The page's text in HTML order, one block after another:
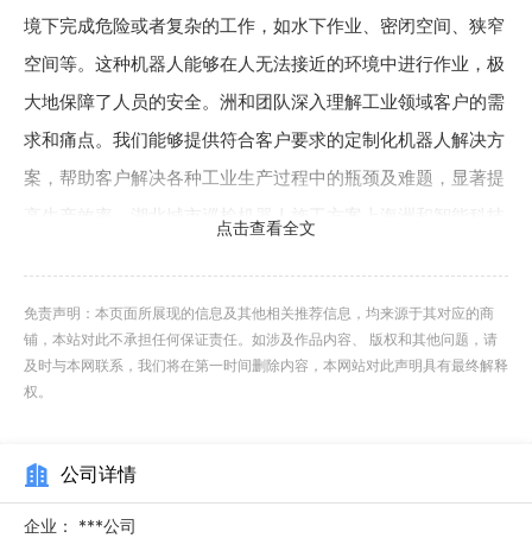
境下完成危险或者复杂的工作，如水下作业、密闭空间、狭窄
空间等。这种机器人能够在人无法接近的环境中进行作业，极
大地保障了人员的安全。洲和团队深入理解工业领域客户的需
求和痛点。我们能够提供符合客户要求的定制化机器人解决方
案，帮助客户解决各种工业生产过程中的瓶颈及难题，显著提
高生产效率。湖北城市巡检机器人施工方案上海洲和智能科技
2、硬件架构机器人的硬件将主要由中枢控制器、四轮全
向机器人平台、垂直升降构成。其中中枢控制器主要负责数据
制。同时将机器人的传感器数据信息、运动状态信息等传输至
中控机，并对相应的控制指令予以响应；四轮全向机器人平台
是机器人的承载平台，将借助4个麦克纳姆轮实现驱动;垂直升
点击查看全文
免责声明：本页面所展现的信息及其他相关推荐信息，均来源于其对应的商
铺，本站对此不承担任何保证责任。如涉及作品内容、 版权和其他问题，请
及时与本网联系，我们将在第一时间删除内容，本网站对此声明具有最终解释
权。
公司详情
企业： ***公司